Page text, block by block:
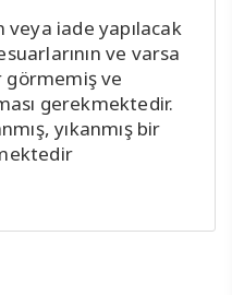
iade yapılacak
ve varsa
görmemiş ve
gerekmektedir.
yıkanmış bir